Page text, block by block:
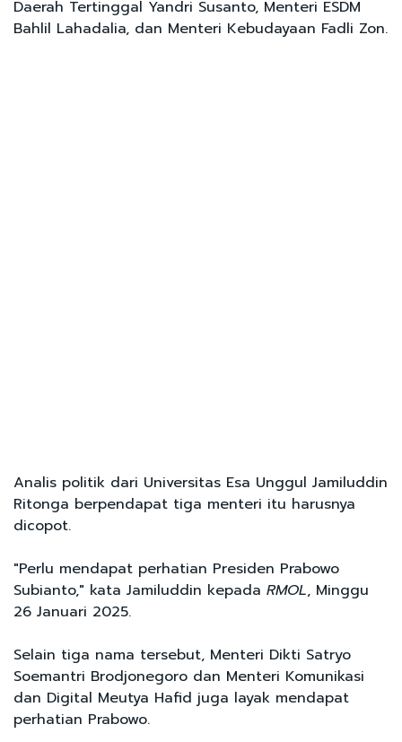
Daerah Tertinggal Yandri Susanto, Menteri ESDM
Bahlil Lahadalia, dan Menteri Kebudayaan Fadli Zon.
Analis politik dari Universitas Esa Unggul Jamiluddin
Ritonga berpendapat tiga menteri itu harusnya
dicopot.
"Perlu mendapat perhatian Presiden Prabowo
Subianto," kata Jamiluddin kepada RMOL, Minggu
26 Januari 2025.
Selain tiga nama tersebut, Menteri Dikti Satryo
Soemantri Brodjonegoro dan Menteri Komunikasi
dan Digital Meutya Hafid juga layak mendapat
perhatian Prabowo.